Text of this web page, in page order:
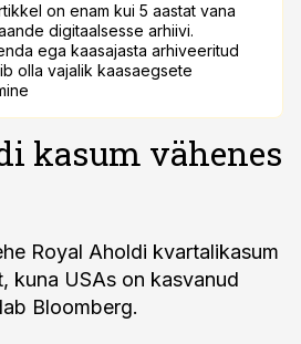
on enam kui 5 aastat vana
digitaalsesse arhiivi.
ega kaasajasta arhiveeritud
olla vajalik kaasaegsete
kasum vähenes
Royal Aholdi kvartalikasum
kuna USAs on kasvanud
Bloomberg.